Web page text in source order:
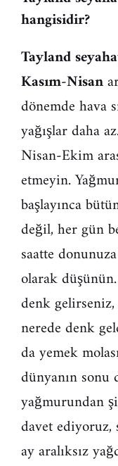
hangisidir?
Tayland
Kasım-Nisan
dönemde hava
yağışlar daha
Nisan-Ekim
etmeyin.
başlayınca
değil, her gün
saatte
olarak
denk
nerede denk
da yemek
dünyanın sonu
yağmurundan
davet ediyoruz,
ay aralıksız